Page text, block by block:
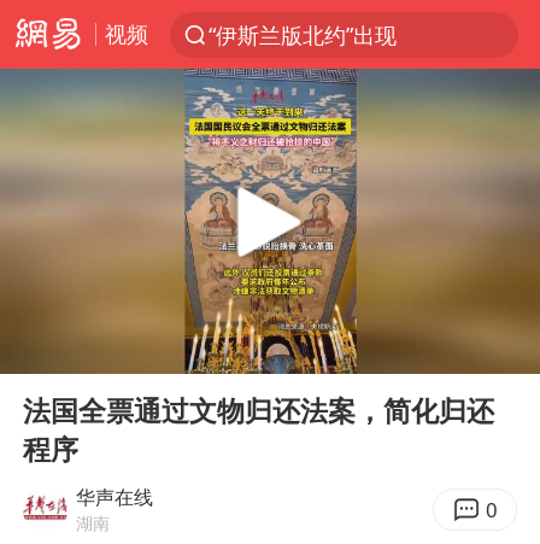
视频
“伊斯兰版北约”出现
光影经济撬动暑期消费新蓝海
以军士兵把枪口对准中国记者
方桃子代言广告视频已下架
浙江省发出今年第2号指挥长令
Play
法国全票通过文物归还法案，简化归还
程序
华声在线
湖南 0